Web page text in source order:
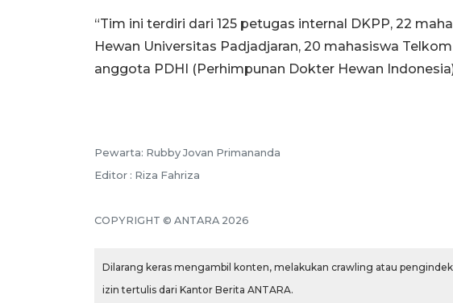
“Tim ini terdiri dari 125 petugas internal DKPP, 22
Hewan Universitas Padjadjaran, 20 mahasiswa
anggota PDHI (Perhimpunan Dokter Hewan Indonesia)
Pewarta: Rubby Jovan Primananda
Editor : Riza Fahriza
COPYRIGHT © ANTARA 2026
Dilarang keras mengambil konten, melakukan crawling atau
izin tertulis dari Kantor Berita ANTARA.